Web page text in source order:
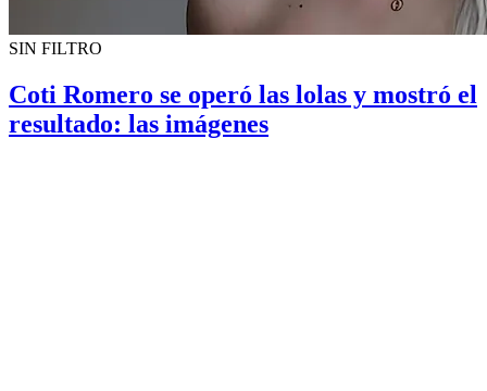
SIN FILTRO
Coti Romero se operó las lolas y mostró el
resultado: las imágenes